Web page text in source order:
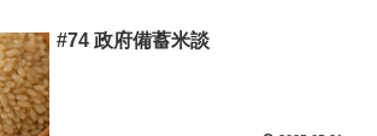
#74 政府備蓄米談